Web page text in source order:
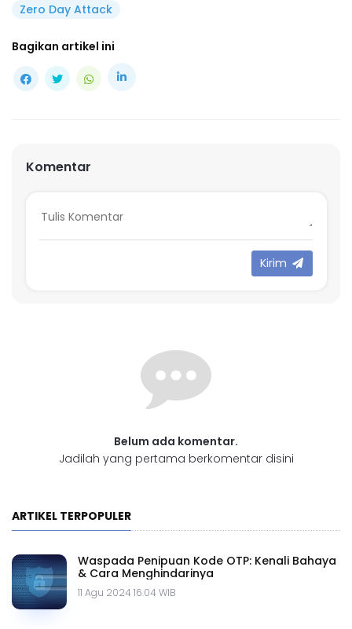
Zero Day Attack
Bagikan artikel ini
Komentar
Kirim
Belum ada komentar.
Jadilah yang pertama berkomentar disini
ARTIKEL TERPOPULER
Waspada Penipuan Kode OTP: Kenali Bahaya
& Cara Menghindarinya
11 Agu 2024 16.04 WIB